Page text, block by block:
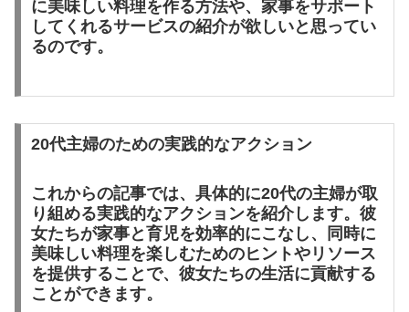
に美味しい料理を作る方法や、家事をサポート
してくれるサービスの紹介が欲しいと思ってい
るのです。
20代主婦のための実践的なアクション
これからの記事では、具体的に20代の主婦が取
り組める実践的なアクションを紹介します。彼
女たちが家事と育児を効率的にこなし、同時に
美味しい料理を楽しむためのヒントやリソース
を提供することで、彼女たちの生活に貢献する
ことができます。